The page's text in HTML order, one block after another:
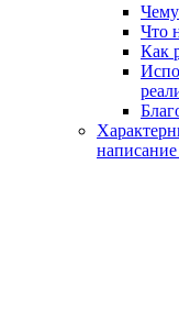
Что
Как